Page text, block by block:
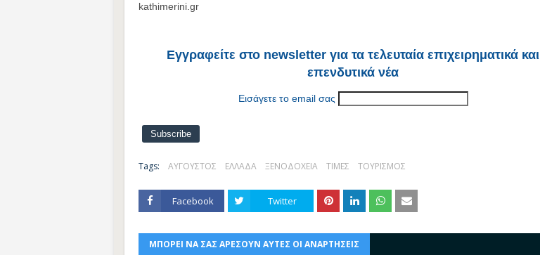
kathimerini.gr
Εγγραφείτε στο newsletter για τα τελευταία επιχειρηματικά και
επενδυτικά νέα
Εισάγετε το email σας
Tags: ΑΥΓΟΥΣΤΟΣ ΕΛΛΑΔΑ ΞΕΝΟΔΟΧΕΙΑ ΤΙΜΕΣ ΤΟΥΡΙΣΜΟΣ
Facebook Twitter
ΜΠΟΡΕΙ ΝΑ ΣΑΣ ΑΡΕΣΟΥΝ ΑΥΤΕΣ ΟΙ ΑΝΑΡΤΗΣΕΙΣ